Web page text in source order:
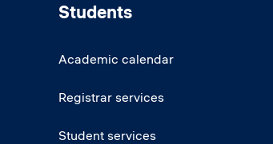
Students
Academic calendar
Registrar services
Student services